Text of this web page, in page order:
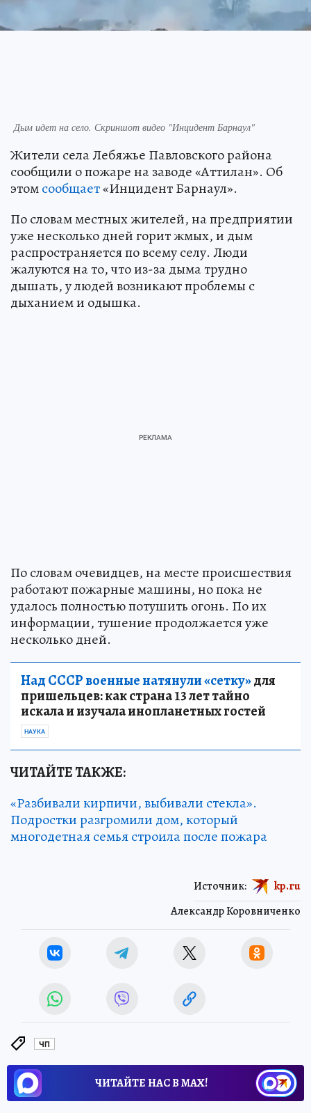
Дым идет на село. Скриншот видео "Инцидент Барнаул"
Жители села Лебяжье Павловского района
сообщили о пожаре на заводе «Аттилан». Об
этомсообщает«Инцидент Барнаул».
По словам местных жителей, на предприятии
уже несколько дней горит жмых, и дым
распространяется по всему селу. Люди
жалуются на то, что из-за дыма трудно
дышать, у людей возникают проблемы с
дыханием и одышка.
По словам очевидцев, на месте происшествия
работают пожарные машины, но пока не
удалось полностью потушить огонь. По их
информации, тушение продолжается уже
несколько дней.
Над СССР военные натянули «сетку»для
пришельцев: как страна 13 лет тайно
искала и изучала инопланетных гостей
НАУКА
ЧИТАЙТЕ ТАКЖЕ:
«Разбивали кирпичи, выбивали стекла».
Подростки разгромили дом, который
многодетная семья строила после пожара
Александр Коровниченко
Источник: kp.ru
ЧП
ЧИТАЙТЕ НАС В МАХ!